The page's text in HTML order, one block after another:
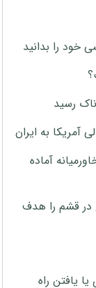
خود را بدانید
رسید
آمریکا به ایران
آماده
خانه‌ای در قشم را هدف
یافتن راه